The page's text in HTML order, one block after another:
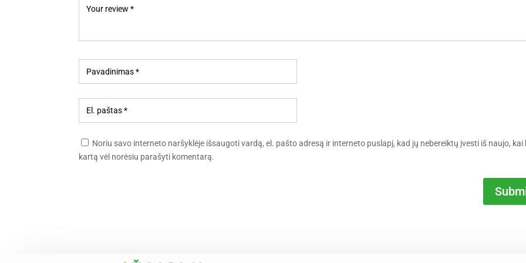
Noriu savo interneto naršyklėje išsaugoti vardą, el. pašto adresą ir interneto puslapį, kad jų nebereiktų įvesti iš naujo, kai
kartą vėl norėsiu parašyti komentarą.